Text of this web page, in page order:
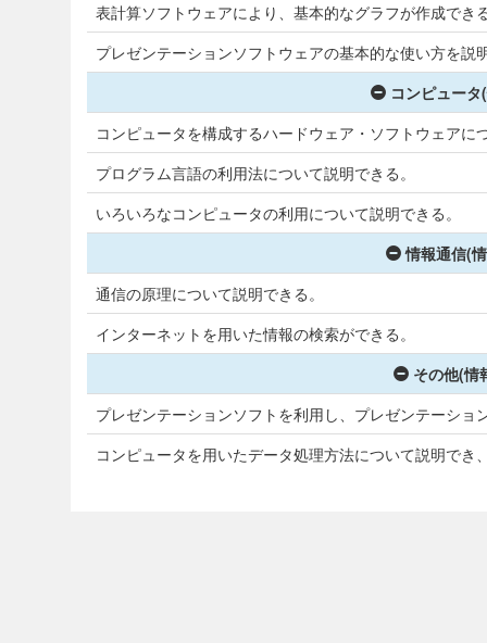
表計算ソフトウェアにより、基本的なグラフが作成でき
プレゼンテーションソフトウェアの基本的な使い方を説
コンピュー
コンピュータを構成するハードウェア・ソフトウェアに
プログラム言語の利用法について説明できる。
いろいろなコンピュータの利用について説明できる。
情報通信(
通信の原理について説明できる。
インターネットを用いた情報の検索ができる。
その他(情
プレゼンテーションソフトを利用し、プレゼンテーショ
コンピュータを用いたデータ処理方法について説明でき